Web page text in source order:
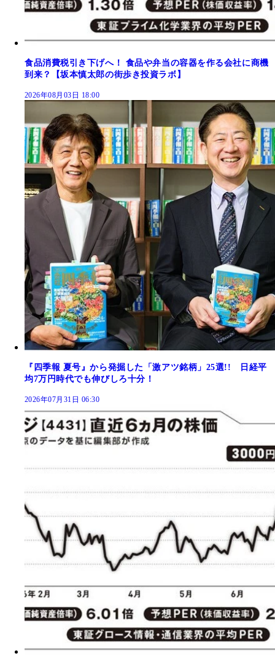
食品消費税引き下げへ！ 食品や弁当の容器を作る会社に商機
到来？【坂本慎太郎の街歩き投資ラボ】
2026年08月03日 18:00
『四季報 夏号』から発掘した「激アツ銘柄」25選!! 日経平
均7万円時代でも伸びしろ十分！
2026年07月31日 06:30